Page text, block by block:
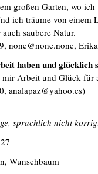
großen Garten, wo
ich träume von einem
saubere Natur.
none@none.none,
haben und glücklich
mir Arbeit und Glück für
analapaz@yahoo.es)
sprachlich nicht
Wunschbaum